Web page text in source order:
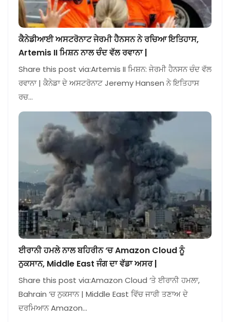
ਕੈਨੇਡੀਆਈ ਅਸਟਰੋਨਾਟ ਜੇਰਮੀ ਹੈਨਸਨ ਨੇ ਰਚਿਆ ਇਤਿਹਾਸ,
Artemis II ਮਿਸ਼ਨ ਨਾਲ ਚੰਦ ਵੱਲ ਰਵਾਨਾ |
Share this post via:Artemis II ਮਿਸ਼ਨ: ਜੇਰਮੀ ਹੈਨਸਨ ਚੰਦ ਵੱਲ
ਰਵਾਨਾ | ਕੈਨੇਡਾ ਦੇ ਅਸਟਰੋਨਾਟ Jeremy Hansen ਨੇ ਇਤਿਹਾਸ
ਰਚ…
ਈਰਾਨੀ ਹਮਲੇ ਨਾਲ ਬਹਿਰੀਨ ‘ਚ Amazon Cloud ਨੂੰ
ਨੁਕਸਾਨ, Middle East ਜੰਗ ਦਾ ਵੱਡਾ ਅਸਰ |
Share this post via:Amazon Cloud ‘ਤੇ ਈਰਾਨੀ ਹਮਲਾ,
Bahrain ‘ਚ ਨੁਕਸਾਨ | Middle East ਵਿੱਚ ਜਾਰੀ ਤਣਾਅ ਦੇ
ਦਰਮਿਆਨ Amazon…